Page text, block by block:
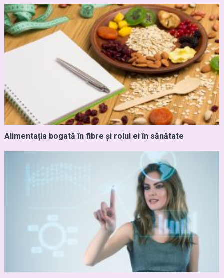
Alimentația bogată în fibre și rolul ei în sănătate